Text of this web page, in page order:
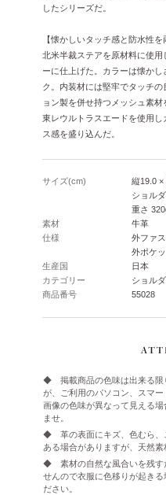
したシリーズだ。
【懐かしいタッチ感と防水性を
北米半裁ステアを原材料に使
ーに仕上げた。カラーは懐か
ク。内装材には堅牢でタッチ
ョン製を併せ持つメッシュ素
東レウルトラスエードを使用
ス感を盛り込んだ。
サイズ(cm)
縦19.0 ×
ショル
重さ
素材
牛革
仕様
外ファ
外ポケ
生産国
日本
カテゴリー
ショル
商品番号
55028
◆ 掲載商品の色味は出来る限
が、ご利用のパソコン、スマー
画像の色味が異なって見える
ませ。
◆ 革の表面にキズ、色むら、
ある場合がありますが、天然素
◆ 素材の自然な風合いを残す
せんので衣服に色移りが起き
ださい。